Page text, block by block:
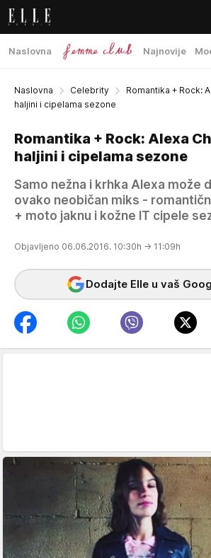
Naslovna Najnovije
Naslovna Celebrity
Romantika + Rock:
haljini i cipelama sezone
Romantika + Rock: Alexa
haljini i cipelama sezone
Samo nežna i krhka Alexa može
ovako neobičan miks -
+ moto jaknu i kožne IT cipele
Objavljeno 06.06.2016. 10:30h → 11:09h
Dodajte Elle u vaš